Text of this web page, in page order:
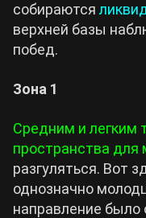
собираются
верхней базы
побед.
Зона 1
Средним и легким
пространства для
разгуляться. Вот
однозначно
направление было